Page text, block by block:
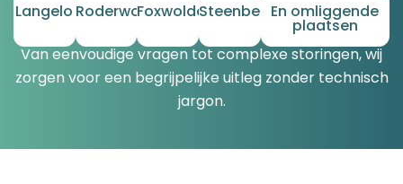
Langelo RoderwoldeFoxwoldeSteenbergenEn omliggende
plaatsen
Van eenvoudige vragen tot complexe storingen, wij
zorgen voor een begrijpelijke uitleg zonder technisch
jargon.